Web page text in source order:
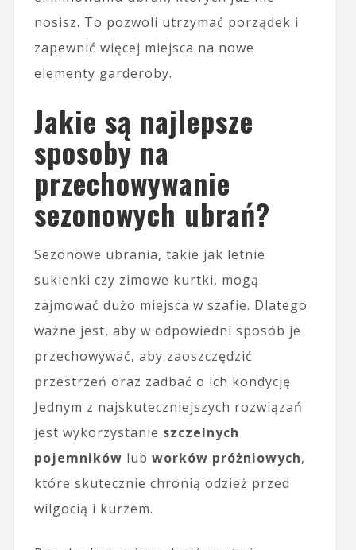
nosisz. To pozwoli utrzymać porządek i
zapewnić więcej miejsca na nowe
elementy garderoby.
Jakie są najlepsze
sposoby na
przechowywanie
sezonowych ubrań?
Sezonowe ubrania, takie jak letnie
sukienki czy zimowe kurtki, mogą
zajmować dużo miejsca w szafie. Dlatego
ważne jest, aby w odpowiedni sposób je
przechowywać, aby zaoszczędzić
przestrzeń oraz zadbać o ich kondycję.
Jednym z najskuteczniejszych rozwiązań
jest wykorzystanie szczelnych
pojemników lub worków próżniowych,
które skutecznie chronią odzież przed
wilgocią i kurzem.